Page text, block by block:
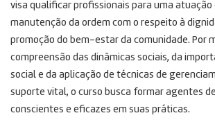
visa qualificar profissionais para uma atuação
manutenção da ordem com o respeito à
promoção do bem-estar da comunidade. Por
compreensão das dinâmicas sociais, da
social e da aplicação de técnicas de
suporte vital, o curso busca formar agentes
conscientes e eficazes em suas práticas.